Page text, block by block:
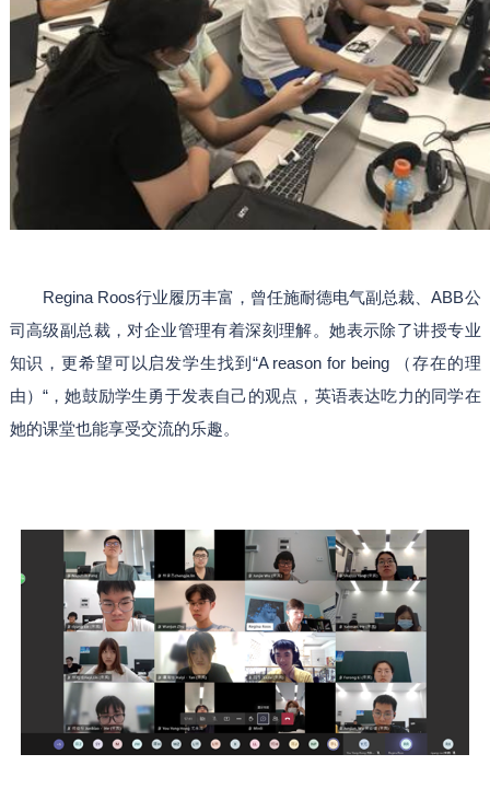
Regina Roos行业履历丰富，曾任施耐德电气副总裁、ABB公
司高级副总裁，对企业管理有着深刻理解。她表示除了讲授专业
知识，更希望可以启发学生找到“A reason for being （存在的理
由）“，她鼓励学生勇于发表自己的观点，英语表达吃力的同学在
她的课堂也能享受交流的乐趣。